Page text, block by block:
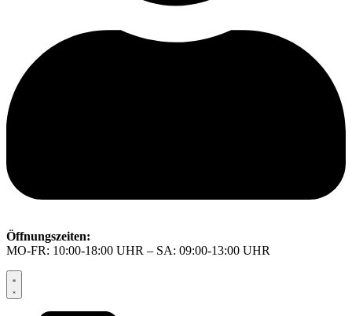
Öffnungszeiten:
MO-FR: 10:00-18:00 UHR – SA: 09:00-13:00 UHR